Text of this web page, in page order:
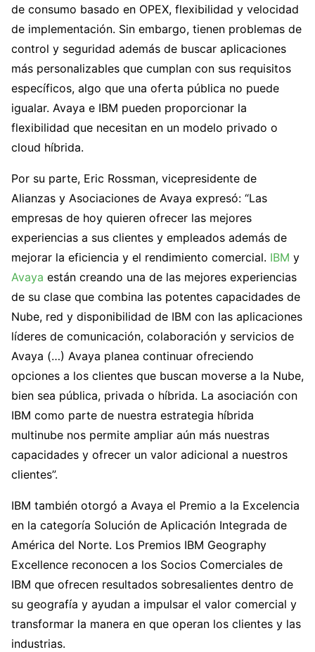
de consumo basado en OPEX, flexibilidad y velocidad
de implementación. Sin embargo, tienen problemas de
control y seguridad además de buscar aplicaciones
más personalizables que cumplan con sus requisitos
específicos, algo que una oferta pública no puede
igualar. Avaya e IBM pueden proporcionar la
flexibilidad que necesitan en un modelo privado o
cloud híbrida.
Por su parte, Eric Rossman, vicepresidente de
Alianzas y Asociaciones de Avaya expresó: “Las
empresas de hoy quieren ofrecer las mejores
experiencias a sus clientes y empleados además de
mejorar la eficiencia y el rendimiento comercial. IBM y
Avaya están creando una de las mejores experiencias
de su clase que combina las potentes capacidades de
Nube, red y disponibilidad de IBM con las aplicaciones
líderes de comunicación, colaboración y servicios de
Avaya (…) Avaya planea continuar ofreciendo
opciones a los clientes que buscan moverse a la Nube,
bien sea pública, privada o híbrida. La asociación con
IBM como parte de nuestra estrategia híbrida
multinube nos permite ampliar aún más nuestras
capacidades y ofrecer un valor adicional a nuestros
clientes”.
IBM también otorgó a Avaya el Premio a la Excelencia
en la categoría Solución de Aplicación Integrada de
América del Norte. Los Premios IBM Geography
Excellence reconocen a los Socios Comerciales de
IBM que ofrecen resultados sobresalientes dentro de
su geografía y ayudan a impulsar el valor comercial y
transformar la manera en que operan los clientes y las
industrias.